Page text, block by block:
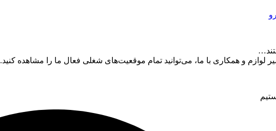
و همکاری با ما، می‌توانید تمام موقعیت‌های شغلی فعال ما را مشاهده کنید.